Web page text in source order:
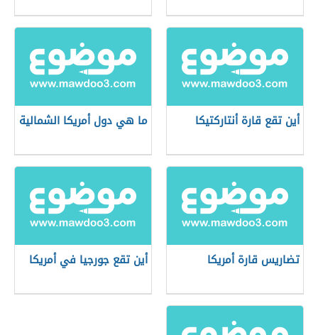
أين تقع قارة أنتاركتيكا ما هي دول أمريكا الشمالية
تضاريس قارة أمريكا أين تقع جورجيا في أمريكا